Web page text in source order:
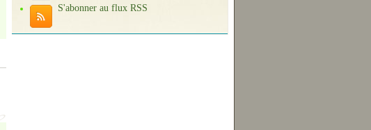
S'abonner au flux RSS